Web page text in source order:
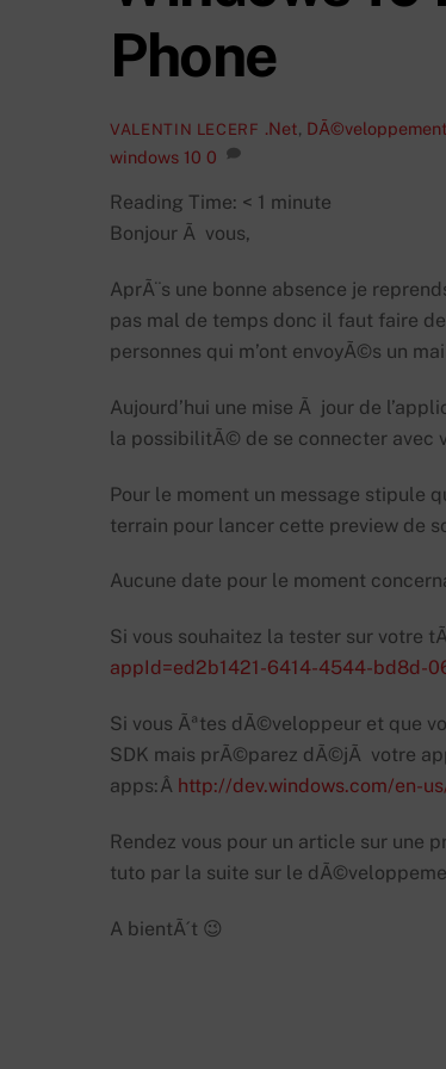
Phone
VALENTIN LECERF .Net, DÃ©veloppement
windows 10 0
Reading Time: < 1 minute
Bonjour Ã vous,
AprÃ¨s une bonne absence je
pas mal de temps donc il faut faire
personnes qui m’ont envoyÃ©s un
Aujourd’hui une mise Ã jour de
la possibilitÃ© de se connecter avec
Pour le moment un message stipule
terrain pour lancer cette preview de
Aucune date pour le moment
Si vous souhaitez la tester sur
appId=ed2b1421-6414-4544-bd8d-
Si vous Ãªtes dÃ©veloppeur et que
SDK mais prÃ©parez dÃ©jÃ votre
apps:Â http://dev.windows.com/en-
Rendez vous pour un article sur une
tuto par la suite sur le
A bientÃ´t 😉